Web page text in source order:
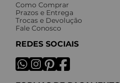
Como Comprar
Prazos e Entrega
Trocas e Devolução
Fale Conosco
REDES SOCIAIS